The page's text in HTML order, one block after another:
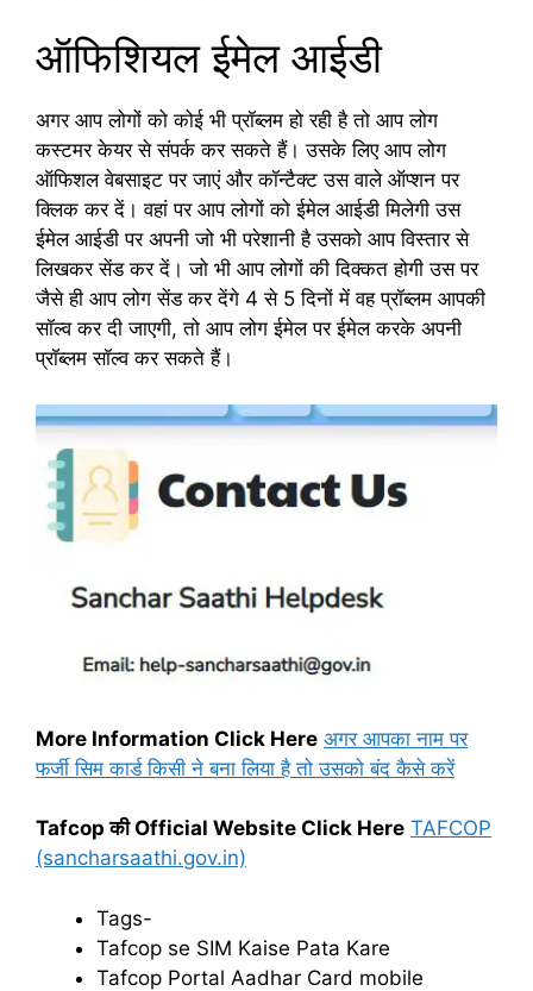
ऑफिशियल ईमेल आईडी
अगर आप लोगों को कोई भी प्रॉब्लम हो रही है तो आप लोग
कस्टमर केयर से संपर्क कर सकते हैं। उसके लिए आप लोग
ऑफिशल वेबसाइट पर जाएं और कॉन्टैक्ट उस वाले ऑप्शन पर
क्लिक कर दें। वहां पर आप लोगों को ईमेल आईडी मिलेगी उस
ईमेल आईडी पर अपनी जो भी परेशानी है उसको आप विस्तार से
लिखकर सेंड कर दें। जो भी आप लोगों की दिक्कत होगी उस पर
जैसे ही आप लोग सेंड कर देंगे 4 से 5 दिनों में वह प्रॉब्लम आपकी
सॉल्व कर दी जाएगी, तो आप लोग ईमेल पर ईमेल करके अपनी
प्रॉब्लम सॉल्व कर सकते हैं।
More Information Click Here अगर आपका नाम पर
फर्जी सिम कार्ड किसी ने बना लिया है तो उसको बंद कैसे करें
Tafcop की Official Website Click Here TAFCOP
(sancharsaathi.gov.in)
Tags-
Tafcop se SIM Kaise Pata Kare
Tafcop Portal Aadhar Card mobile